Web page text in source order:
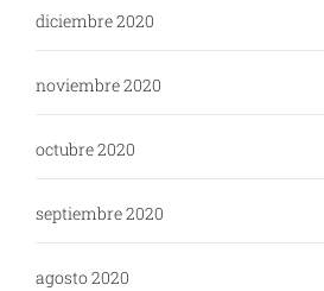
diciembre 2020
noviembre 2020
octubre 2020
septiembre 2020
agosto 2020